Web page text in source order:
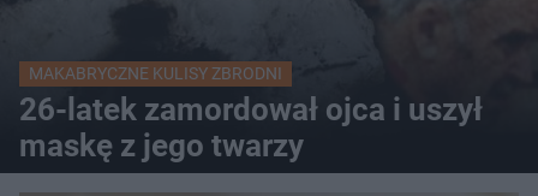
MAKABRYCZNE KULISY ZBRODNI
26-latek zamordował ojca i uszył
maskę z jego twarzy